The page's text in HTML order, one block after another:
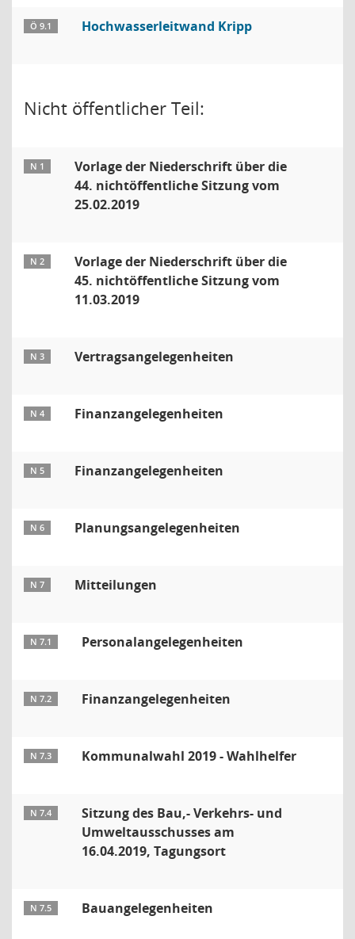
Ö 9.1 Hochwasserleitwand Kripp
Nicht öffentlicher Teil:
N 1
Vorlage der Niederschrift über die
44. nichtöffentliche Sitzung vom
25.02.2019
N 2
Vorlage der Niederschrift über die
45. nichtöffentliche Sitzung vom
11.03.2019
N 3 Vertragsangelegenheiten
N 4 Finanzangelegenheiten
N 5 Finanzangelegenheiten
N 6 Planungsangelegenheiten
N 7 Mitteilungen
N 7.1 Personalangelegenheiten
N 7.2 Finanzangelegenheiten
N 7.3 Kommunalwahl 2019 - Wahlhelfer
N 7.4
Sitzung des Bau,- Verkehrs- und
Umweltausschusses am
16.04.2019, Tagungsort
N 7.5 Bauangelegenheiten